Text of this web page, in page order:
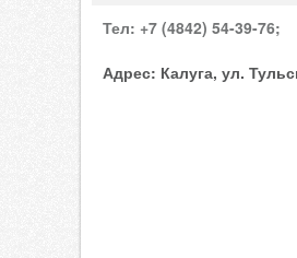
Тел: +7 (4842) 54-39-76;
Адрес: Калуга, ул.